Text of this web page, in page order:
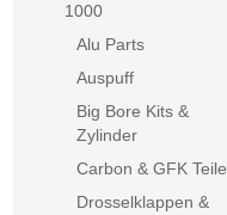
1000
Alu Parts
Auspuff
Big Bore Kits &
Zylinder
Carbon & GFK Teile
Drosselklappen &